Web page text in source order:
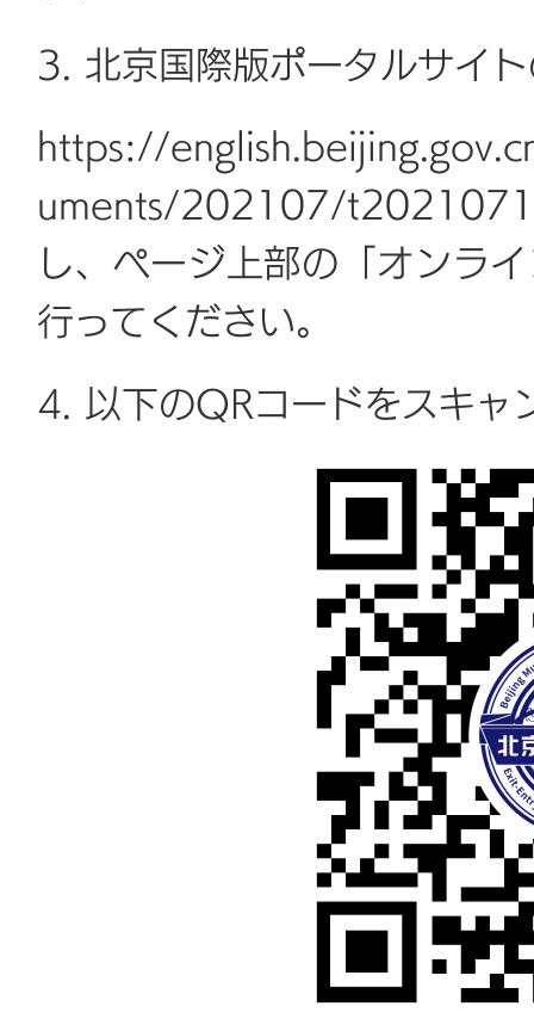
3. 北京国際版ポータルサイ
https://
uments/202107/
し、ページ上部の「オンラ
行ってください。
4. 以下のQRコードをスキャ